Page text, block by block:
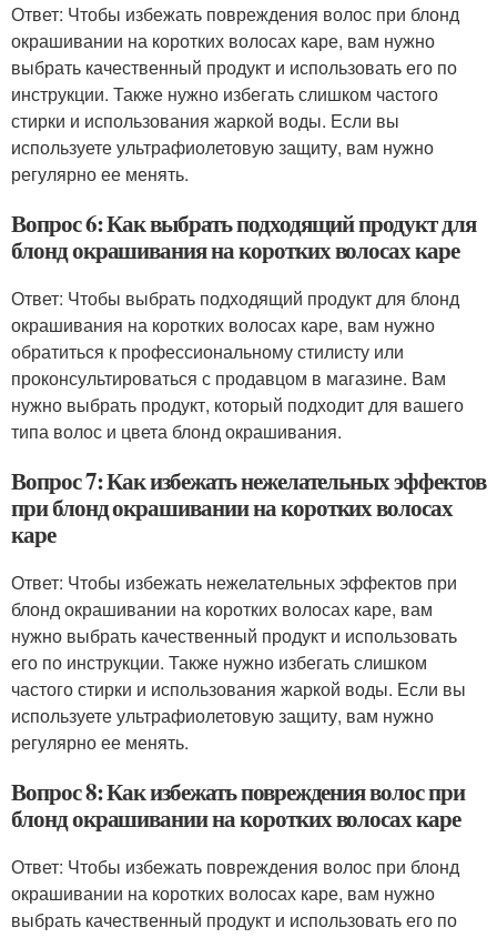
Ответ: Чтобы избежать повреждения волос при блонд
окрашивании на коротких волосах каре, вам нужно
выбрать качественный продукт и использовать его по
инструкции. Также нужно избегать слишком частого
стирки и использования жаркой воды. Если вы
используете ультрафиолетовую защиту, вам нужно
регулярно ее менять.
Вопрос 6: Как выбрать подходящий продукт для
блонд окрашивания на коротких волосах каре
Ответ: Чтобы выбрать подходящий продукт для блонд
окрашивания на коротких волосах каре, вам нужно
обратиться к профессиональному стилисту или
проконсультироваться с продавцом в магазине. Вам
нужно выбрать продукт, который подходит для вашего
типа волос и цвета блонд окрашивания.
Вопрос 7: Как избежать нежелательных эффектов
при блонд окрашивании на коротких волосах
каре
Ответ: Чтобы избежать нежелательных эффектов при
блонд окрашивании на коротких волосах каре, вам
нужно выбрать качественный продукт и использовать
его по инструкции. Также нужно избегать слишком
частого стирки и использования жаркой воды. Если вы
используете ультрафиолетовую защиту, вам нужно
регулярно ее менять.
Вопрос 8: Как избежать повреждения волос при
блонд окрашивании на коротких волосах каре
Ответ: Чтобы избежать повреждения волос при блонд
окрашивании на коротких волосах каре, вам нужно
выбрать качественный продукт и использовать его по